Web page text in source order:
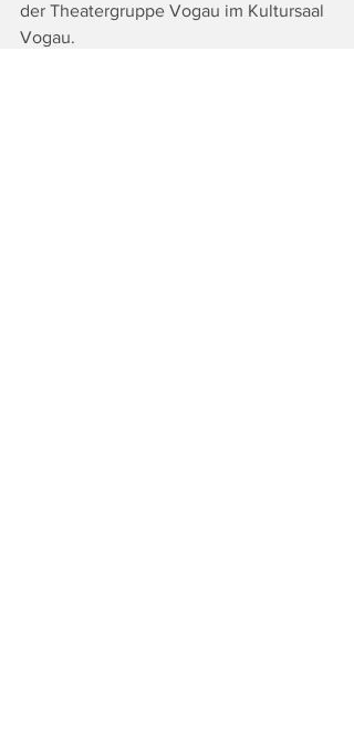
der Theatergruppe Vogau im Kultursaal
Vogau.